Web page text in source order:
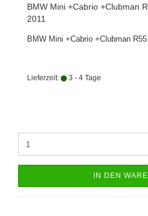
BMW Mini +Cabrio +Clubman
2011
BMW Mini +Cabrio +Clubman
Lieferzeit: 3 - 4 Tage
IN DEN